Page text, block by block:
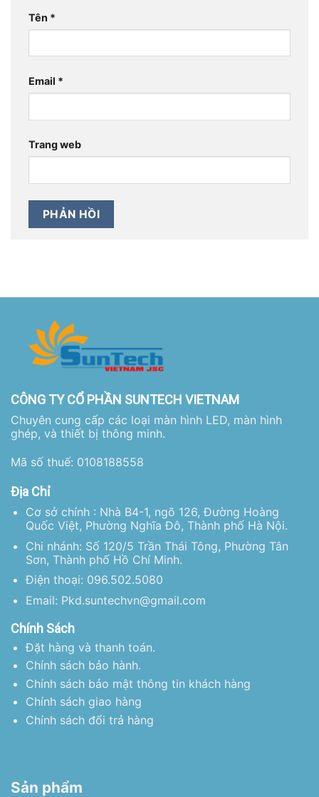
Tên *
Email *
Trang web
CÔNG TY CỔ PHẦN SUNTECH VIETNAM
Chuyên cung cấp các loại màn hình LED, màn hình
ghép, và thiết bị thông minh.
Mã số thuế: 0108188558
Địa Chỉ
Cơ sở chính : Nhà B4-1, ngõ 126, Đường Hoàng
Quốc Việt, Phường Nghĩa Đô, Thành phố Hà Nội.
Chi nhánh: Số 120/5 Trần Thái Tông, Phường Tân
Sơn, Thành phố Hồ Chí Minh.
Điện thoại: 096.502.5080
Email: Pkd.suntechvn@gmail.com
Chính Sách
Đặt hàng và thanh toán.
Chính sách bảo hành.
Chính sách bảo mật thông tin khách hàng
Chính sách giao hàng
Chính sách đổi trả hàng
Sản phẩm